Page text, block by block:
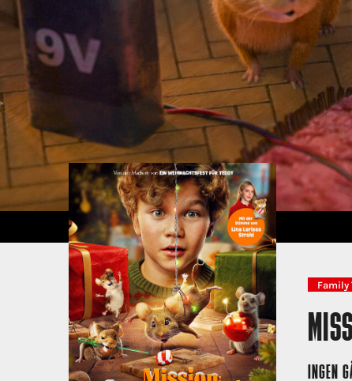
Family
INGEN